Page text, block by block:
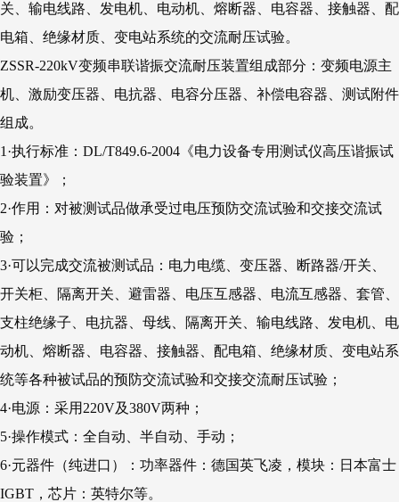
关、输电线路、发电机、电动机、熔断器、电容器、接触器、配
电箱、绝缘材质、变电站系统的交流耐压试验。
ZSSR-220kV变频串联谐振交流耐压装置组成部分：变频电源主
机、激励变压器、电抗器、电容分压器、补偿电容器、测试附件
组成。
1·执行标准：DL/T849.6-2004《电力设备专用测试仪高压谐振试
验装置》；
2·作用：对被测试品做承受过电压预防交流试验和交接交流试
验；
3·可以完成交流被测试品：电力电缆、变压器、断路器/开关、
开关柜、隔离开关、避雷器、电压互感器、电流互感器、套管、
支柱绝缘子、电抗器、母线、隔离开关、输电线路、发电机、电
动机、熔断器、电容器、接触器、配电箱、绝缘材质、变电站系
统等各种被试品的预防交流试验和交接交流耐压试验；
4·电源：采用220V及380V两种；
5·操作模式：全自动、半自动、手动；
6·元器件（纯进口）：功率器件：德国英飞凌，模块：日本富士
IGBT，芯片：英特尔等。